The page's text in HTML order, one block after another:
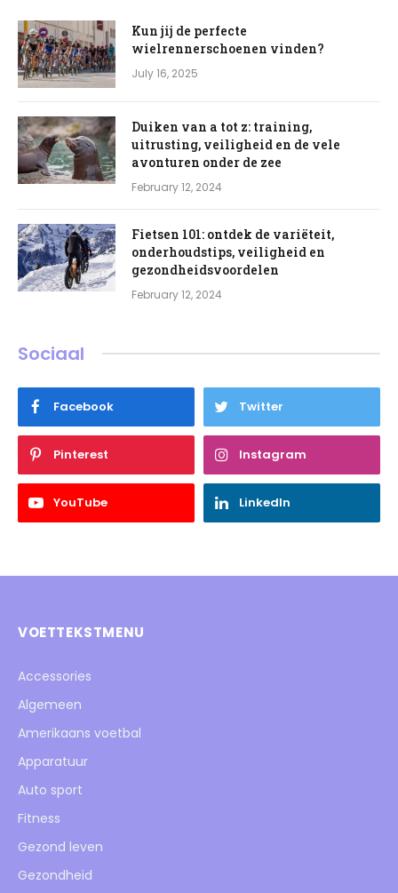
Kun jij de perfecte
wielrennerschoenen vinden?
July 16, 2025
Duiken van a tot z: training,
uitrusting, veiligheid en de vele
avonturen onder de zee
February 12, 2024
Fietsen 101: ontdek de variëteit,
onderhoudstips, veiligheid en
gezondheidsvoordelen
February 12, 2024
Sociaal
Facebook Twitter
Pinterest Instagram
YouTube LinkedIn
VOETTEKSTMENU
Accessories
Algemeen
Amerikaans voetbal
Apparatuur
Auto sport
Fitness
Gezond leven
Gezondheid